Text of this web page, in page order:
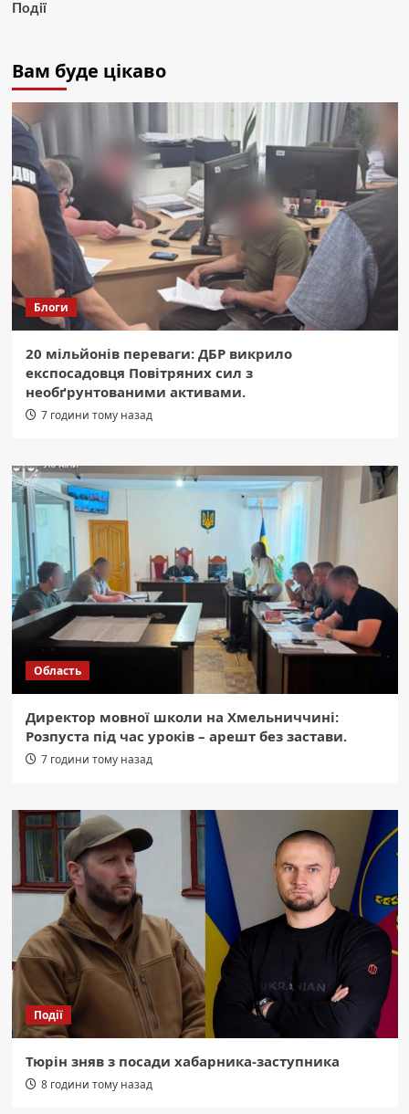
Події
Вам буде цікаво
Блоги
20 мільйонів переваги: ДБР викрило
експосадовця Повітряних сил з
необґрунтованими активами.
7 години тому назад
Область
Директор мовної школи на Хмельниччині:
Розпуста під час уроків – арешт без застави.
7 години тому назад
Події
Тюрін зняв з посади хабарника-заступника
8 години тому назад